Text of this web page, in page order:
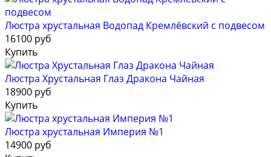
Люстра хрустальная Водопад Кремлёвский с подвесом
16100 руб
Купить
Люстра Хрустальная Глаз Дракона Чайная
18900 руб
Купить
Люстра хрустальная Империя №1
14900 руб